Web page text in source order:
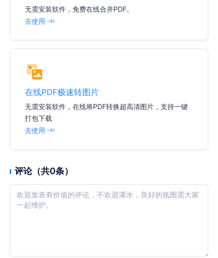
无需安装软件，免费在线合并PDF。
去使用
在线PDF极速转图片
无需安装软件，在线将PDF转换超高清图片，支持一键
打包下载
去使用
评论（共0条）